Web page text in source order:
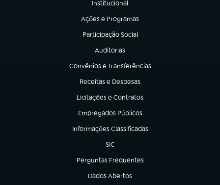
Institucional
(abre em nova aba)
Ações e Programas
(abre em nova aba)
Participação Social
(abre em nova aba)
Auditorias
(abre em nova aba)
Convênios e Transferências
(abre em nova aba)
Receitas e Despesas
(abre em nova aba)
Licitações e Contratos
(abre em nova aba)
Empregados Públicos
(abre em nova aba)
Informações Classificadas
(abre em nova aba)
SIC
(abre em nova aba)
Perguntas Frequentes
(abre em nova aba)
Dados Abertos
(abre em nova aba)